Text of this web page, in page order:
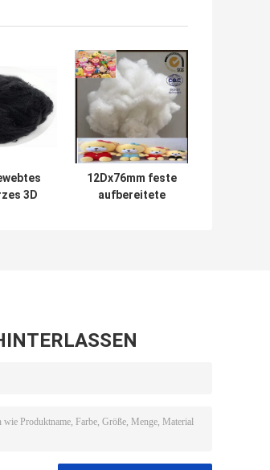
3D
12Dx76mm feste
aufbereitete